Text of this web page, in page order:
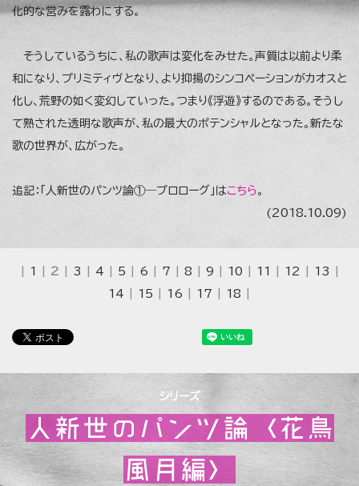
化的な営みを露わにする。
そうしているうちに、私の歌声は変化をみせた。声質は以前より柔
和になり、プリミティヴとなり、より抑揚のシンコペーションがカオスと
化し、荒野の如く変幻していった。つまり《浮遊》するのである。そうし
て熟された透明な歌声が、私の最大のポテンシャルとなった。新たな
歌の世界が、広がった。
追記：「人新世のパンツ論①―プロローグ」はこちら。
(2018.10.09)
1 2 3 4 5 6 7 8 9 10 11 12 13
14
15 16 17 18
シリーズ
人新世のパンツ論〈花鳥
風月編〉